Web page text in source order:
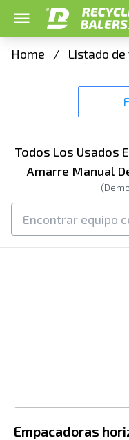
Home / Listado
Todos Los Usados
Amarre Manual
Empacadoras